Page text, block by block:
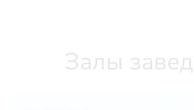
Залы